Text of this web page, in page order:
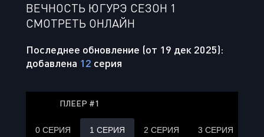
ВЕЧНОСТЬ ЮГУРЭ СЕЗОН 1
СМОТРЕТЬ ОНЛАЙН
Последнее обновление (от 19 дек 2025):
добавлена 12 серия
ПЛЕЕР #1